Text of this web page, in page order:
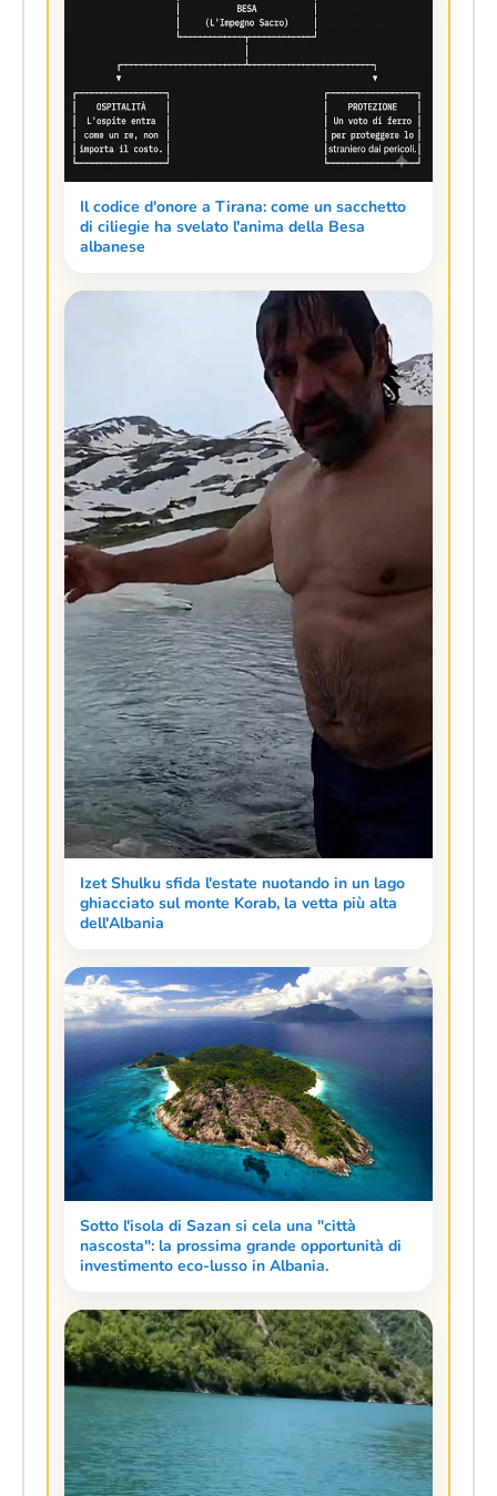
Il codice d'onore a Tirana: come un sacchetto
di ciliegie ha svelato l'anima della Besa
albanese
Izet Shulku sfida l'estate nuotando in un lago
ghiacciato sul monte Korab, la vetta più alta
dell'Albania
Sotto l'isola di Sazan si cela una "città
nascosta": la prossima grande opportunità di
investimento eco-lusso in Albania.